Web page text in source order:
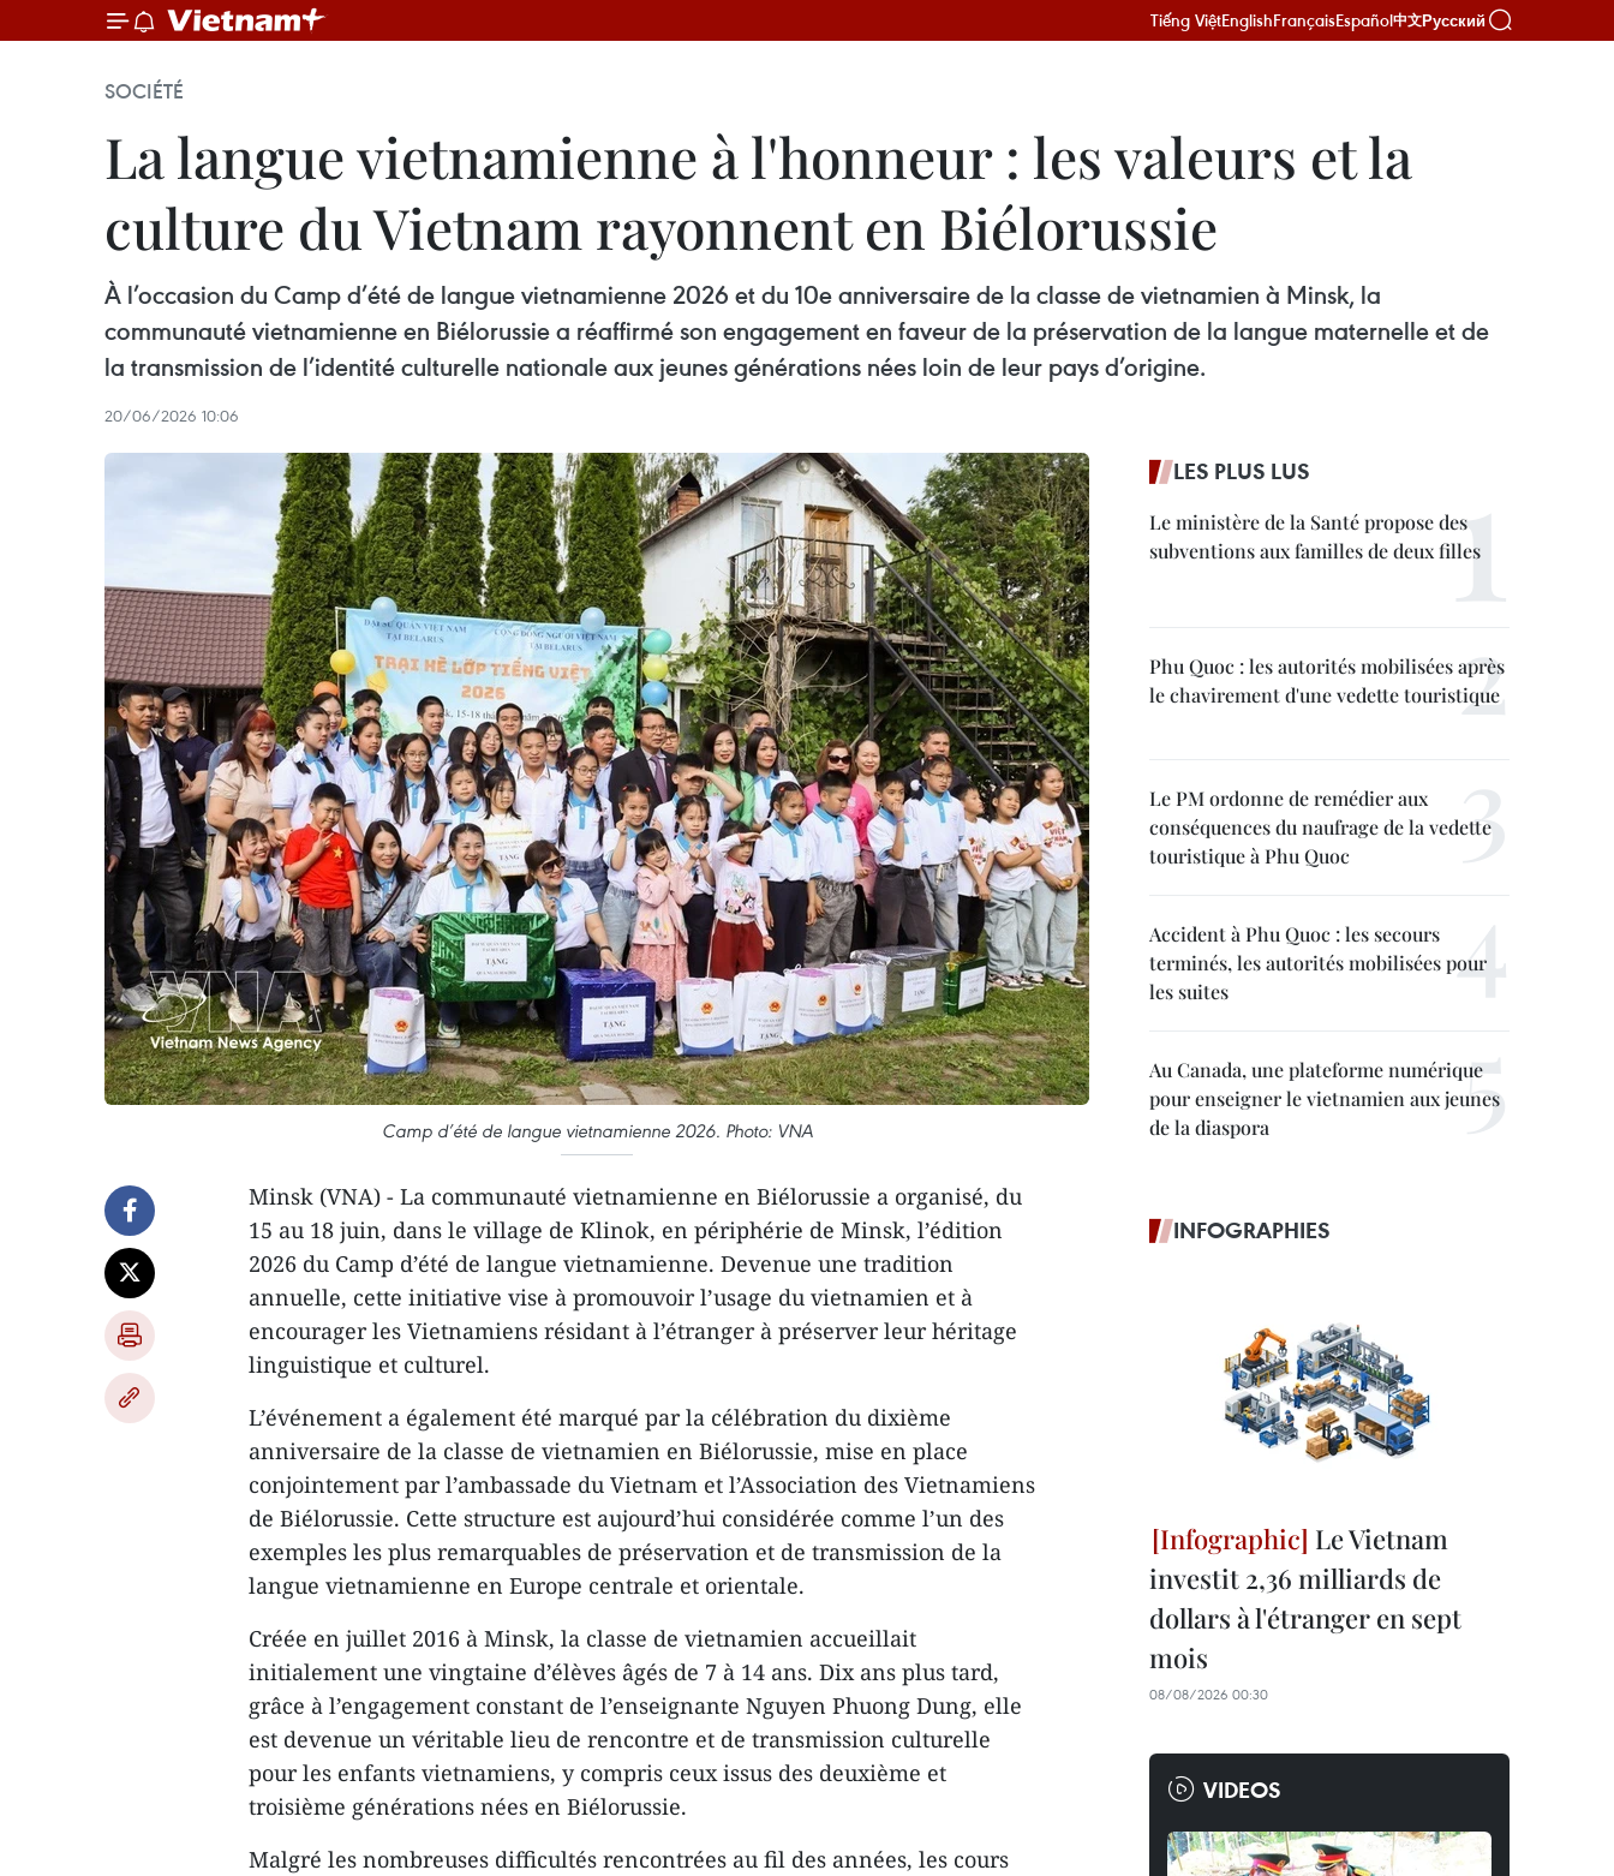
Tiếng ViệtEnglishFrançaisEspañol中文Русский
SOCIÉTÉ
La langue vietnamienne à l'honneur : les valeurs et la
culture du Vietnam rayonnent en Biélorussie
À l’occasion du Camp d’été de langue vietnamienne 2026 et du 10e anniversaire de la classe de vietnamien à Minsk, la
communauté vietnamienne en Biélorussie a réaffirmé son engagement en faveur de la préservation de la langue maternelle et de
la transmission de l’identité culturelle nationale aux jeunes générations nées loin de leur pays d’origine.
20/06/2026 10:06
Camp d’été de langue vietnamienne 2026. Photo: VNA
Minsk (VNA) - La communauté vietnamienne en Biélorussie a organisé, du
15 au 18 juin, dans le village de Klinok, en périphérie de Minsk, l’édition
2026 du Camp d’été de langue vietnamienne. Devenue une tradition
annuelle, cette initiative vise à promouvoir l’usage du vietnamien et à
encourager les Vietnamiens résidant à l’étranger à préserver leur héritage
linguistique et culturel.
L’événement a également été marqué par la célébration du dixième
anniversaire de la classe de vietnamien en Biélorussie, mise en place
conjointement par l’ambassade du Vietnam et l’Association des Vietnamiens
de Biélorussie. Cette structure est aujourd’hui considérée comme l’un des
exemples les plus remarquables de préservation et de transmission de la
langue vietnamienne en Europe centrale et orientale.
Créée en juillet 2016 à Minsk, la classe de vietnamien accueillait
initialement une vingtaine d’élèves âgés de 7 à 14 ans. Dix ans plus tard,
grâce à l’engagement constant de l’enseignante Nguyen Phuong Dung, elle
est devenue un véritable lieu de rencontre et de transmission culturelle
pour les enfants vietnamiens, y compris ceux issus des deuxième et
troisième générations nées en Biélorussie.
Malgré les nombreuses difficultés rencontrées au fil des années, les cours
LES PLUS LUS
Le ministère de la Santé propose des
subventions aux familles de deux filles
Phu Quoc : les autorités mobilisées après
le chavirement d'une vedette touristique
Le PM ordonne de remédier aux
conséquences du naufrage de la vedette
touristique à Phu Quoc
Accident à Phu Quoc : les secours
terminés, les autorités mobilisées pour
les suites
Au Canada, une plateforme numérique
pour enseigner le vietnamien aux jeunes
de la diaspora
INFOGRAPHIES
Le Vietnam
investit 2,36 milliards de
dollars à l'étranger en sept
mois
08/08/2026 00:30
VIDEOS